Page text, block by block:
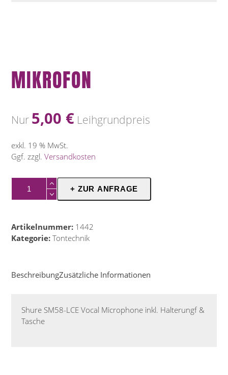
MIKROFON
Nur 5,00 € Leihgrundpreis
exkl. 19 % MwSt.
Ggf. zzgl.Versandkosten
Menge
+ ZUR ANFRAGE
Artikelnummer: 1442
Kategorie:Tontechnik
BeschreibungZusätzliche Informationen
Shure SM58-LCE Vocal Microphone inkl. Halterungf &
Tasche